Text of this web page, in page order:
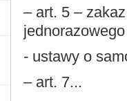
– art. 5 –
- ustawy o
– art. 7...